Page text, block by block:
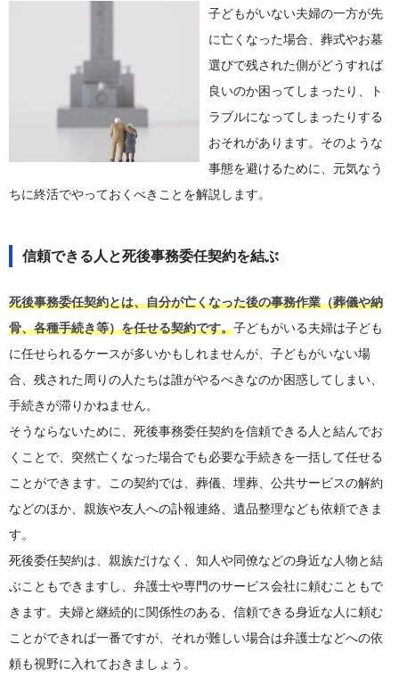
子どもがいない夫婦の一方が先
に亡くなった場合、葬式やお墓
選びで残された側がどうすれば
良いのか困ってしまったり、ト
ラブルになってしまったりする
おそれがあります。そのような
事態を避けるために、元気なう
ちに終活でやっておくべきことを解説します。
信頼できる人と死後事務委任契約を結ぶ
死後事務委任契約とは、自分が亡くなった後の事務作業（葬儀や納
骨、各種手続き等）を任せる契約です。子どもがいる夫婦は子ども
に任せられるケースが多いかもしれませんが、子どもがいない場
合、残された周りの人たちは誰がやるべきなのか困惑してしまい、
手続きが滞りかねません。
そうならないために、死後事務委任契約を信頼できる人と結んでお
くことで、突然亡くなった場合でも必要な手続きを一括して任せる
ことができます。この契約では、葬儀、埋葬、公共サービスの解約
などのほか、親族や友人への訃報連絡、遺品整理なども依頼できま
す。
死後委任契約は、親族だけなく、知人や同僚などの身近な人物と結
ぶこともできますし、弁護士や専門のサービス会社に頼むこともで
きます。夫婦と継続的に関係性のある、信頼できる身近な人に頼む
ことができれば一番ですが、それが難しい場合は弁護士などへの依
頼も視野に入れておきましょう。